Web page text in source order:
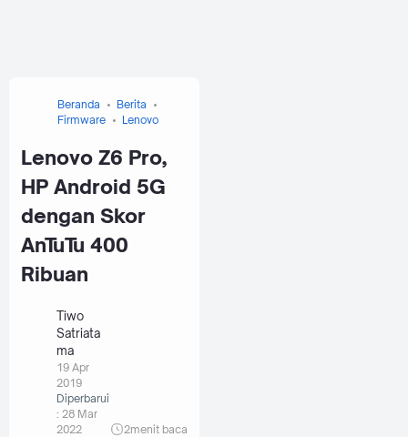
Beranda
Berita
Firmware
Lenovo
Lenovo Z6 Pro,
HP Android 5G
dengan Skor
AnTuTu 400
Ribuan
Tiwo
Satriata
ma
19 Apr
2019
Diperbarui
: 28 Mar
2022
2menit baca